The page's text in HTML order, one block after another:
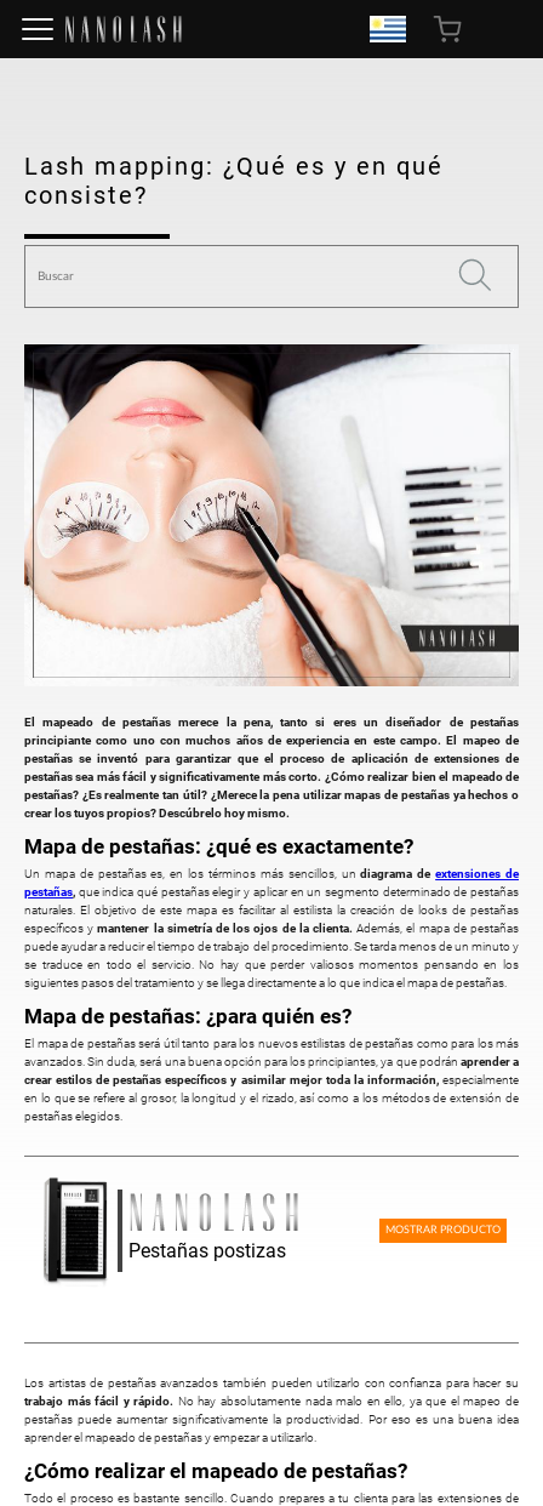
Lash mapping: ¿Qué es y en qué
consiste?
El mapeado de pestañas merece la pena, tanto si eres un diseñador de pestañas
principiante como uno con muchos años de experiencia en este campo. El mapeo de
pestañas se inventó para garantizar que el proceso de aplicación de extensiones de
pestañas sea más fácil y significativamente más corto. ¿Cómo realizar bien el mapeado de
pestañas? ¿Es realmente tan útil? ¿Merece la pena utilizar mapas de pestañas ya hechos o
crear los tuyos propios? Descúbrelo hoy mismo.
Mapa de pestañas: ¿qué es exactamente?
Un mapa de pestañas es, en los términos más sencillos, undiagrama deextensiones de
pestañas, que indica qué pestañas elegir y aplicar en un segmento determinado de pestañas
naturales. El objetivo de este mapa es facilitar al estilista la creación de looks de pestañas
específicos ymantener la simetría de los ojos de la clienta. Además, el mapa de pestañas
puede ayudar a reducir el tiempo de trabajo del procedimiento. Se tarda menos de un minuto y
se traduce en todo el servicio. No hay que perder valiosos momentos pensando en los
siguientes pasos del tratamiento y se llega directamente a lo que indica el mapa de pestañas.
Mapa de pestañas: ¿para quién es?
El mapa de pestañas será útil tanto para los nuevos estilistas de pestañas como para los más
avanzados. Sin duda, será una buena opción para los principiantes, ya que podrán aprender a
crear estilos de pestañas específicos y asimilar mejor toda la información,especialmente
en lo que se refiere al grosor, la longitud y el rizado, así como a los métodos de extensión de
pestañas elegidos.
Pestañas postizas
MOSTRAR PRODUCTO
Los artistas de pestañas avanzados también pueden utilizarlo con confianza para hacer su
trabajo más fácil y rápido. No hay absolutamente nada malo en ello, ya que el mapeo de
pestañas puede aumentar significativamente la productividad. Por eso es una buena idea
aprender el mapeado de pestañas y empezar a utilizarlo.
¿Cómo realizar el mapeado de pestañas?
Todo el proceso es bastante sencillo. Cuando prepares a tu clienta para las extensiones de